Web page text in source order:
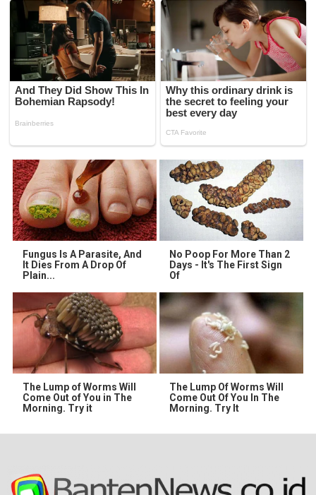
Fungus Is A Parasite, And
It Dies From A Drop Of
Plain...
No Poop For More Than 2
Days - It's The First Sign
Of
The Lump of Worms Will
Come Out of You in The
Morning. Try it
The Lump Of Worms Will
Come Out Of You In The
Morning. Try It